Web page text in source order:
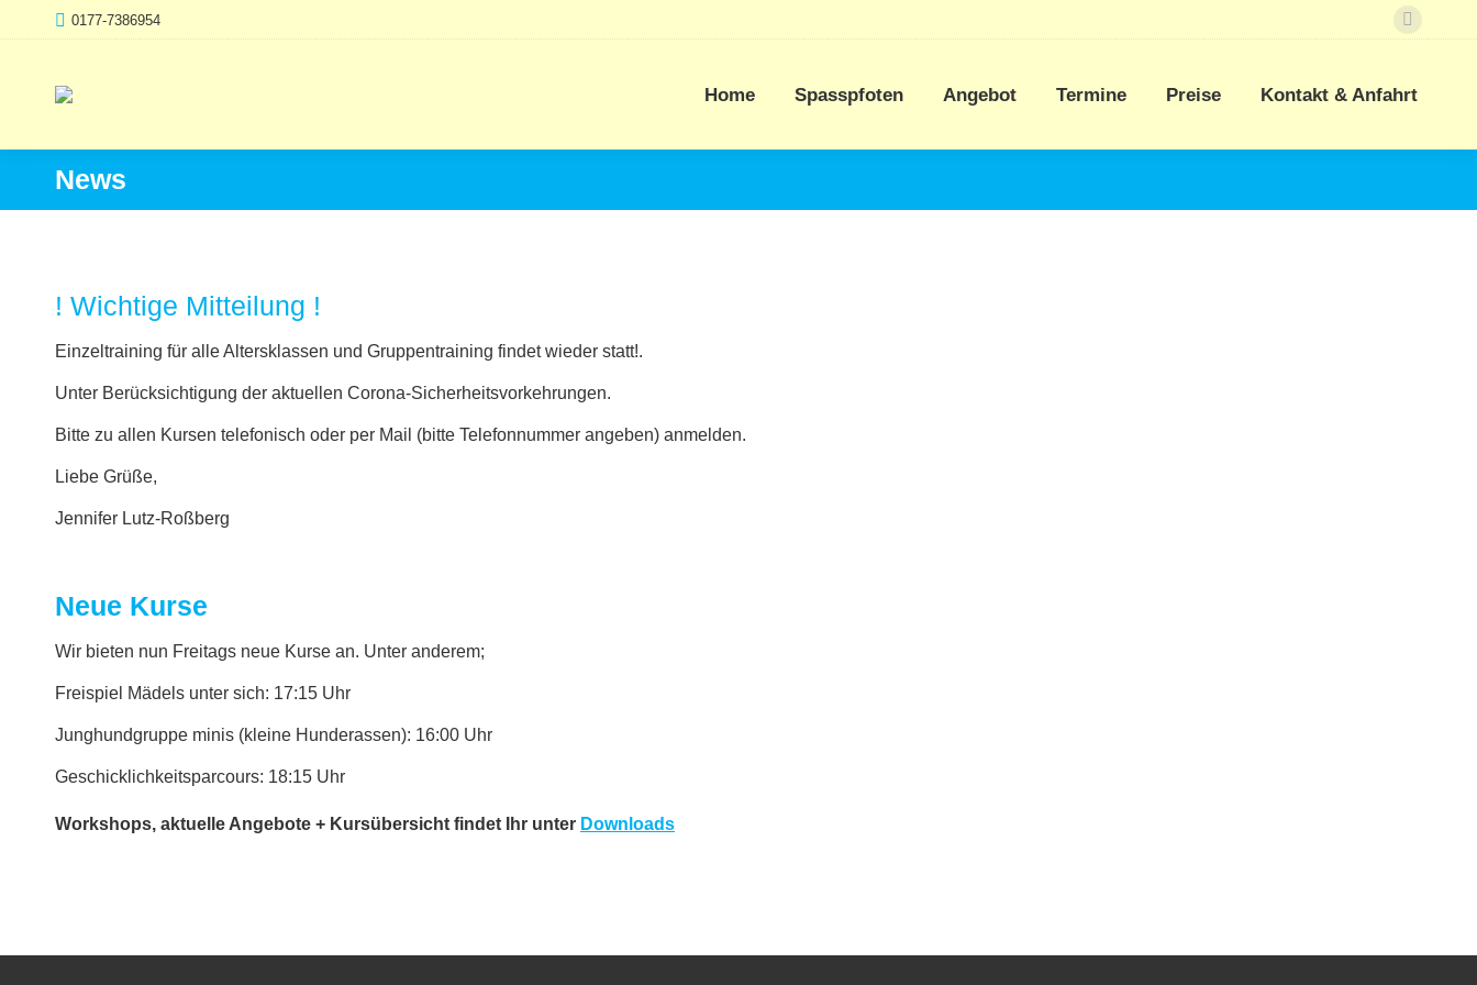
0177-7386954
opens
new
Home Spasspfoten Angebot Termine Preise Kontakt & Anfahrt
News
! Wichtige Mitteilung !
Einzeltraining für alle Altersklassen und Gruppentraining findet wieder statt!.
Unter Berücksichtigung der aktuellen Corona-Sicherheitsvorkehrungen.
Bitte zu allen Kursen telefonisch oder per Mail (bitte Telefonnummer angeben) anmelden.
Liebe Grüße,
Jennifer Lutz-Roßberg
Neue Kurse
Wir bieten nun Freitags neue Kurse an. Unter anderem;
Freispiel Mädels unter sich: 17:15 Uhr
Junghundgruppe minis (kleine Hunderassen): 16:00 Uhr
Geschicklichkeitsparcours: 18:15 Uhr
Workshops, aktuelle Angebote + Kursübersicht findet Ihr unter Downloads